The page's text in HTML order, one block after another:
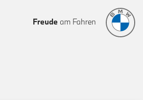
Freude am Fahren